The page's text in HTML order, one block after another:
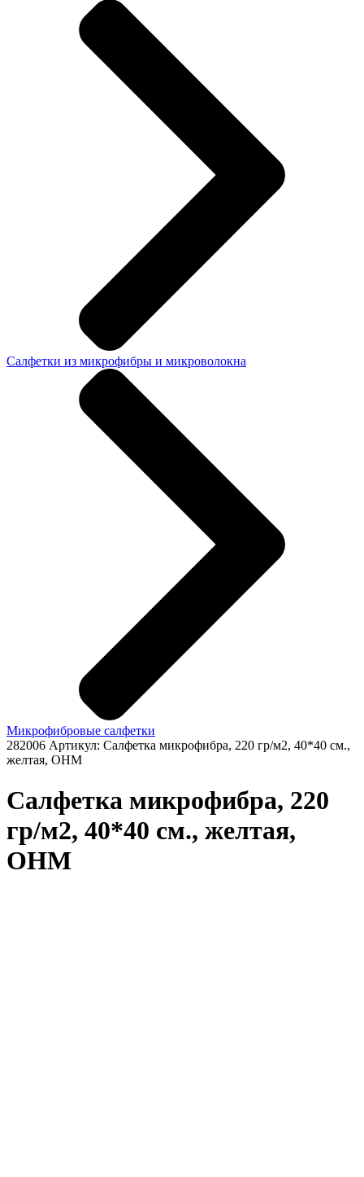
Салфетки из микрофибры и микроволокна
Микрофибровые салфетки
282006 Артикул: Салфетка микрофибра, 220 гр/м2, 40*40 см.,
желтая, ОНМ
Салфетка микрофибра, 220
гр/м2, 40*40 см., желтая,
ОНМ